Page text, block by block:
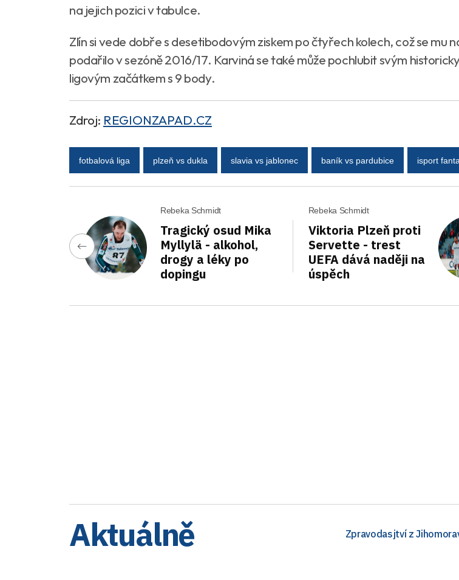
na jejich pozici v tabulce.
Zlín si vede dobře s desetibodovým ziskem po čtyřech kolech, což se mu
podařilo v sezóně 2016/17. Karviná se také může pochlubit svým
ligovým začátkem s 9 body.
Zdroj: REGIONZAPAD.CZ
fotbalová liga plzeň vs dukla slavia vs jablonec baník vs pardubice isport
Rebeka Schmidt
Tragický osud Mika
Myllylä - alkohol,
drogy a léky po
dopingu
Rebeka Schmidt
Viktoria Plzeň proti
Servette - trest
UEFA dává naději na
úspěch
Aktuálně Zpravodasjtví z